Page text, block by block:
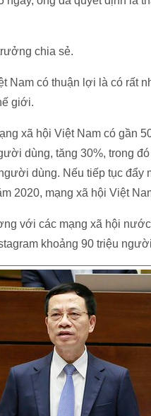
chia sẻ.
Nam có thuận lợi là có rất
giới.
xã hội Việt Nam có gần
dùng, tăng 30%, trong
dùng. Nếu tiếp tục
2020, mạng xã hội Việt
với các mạng xã hội
khoảng 90 triệu